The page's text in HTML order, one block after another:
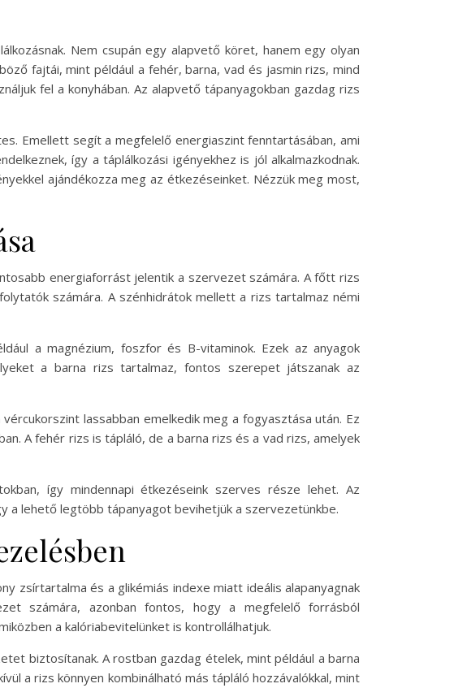
Nem csupán egy alapvető köret, hanem egy olyan
fajtái, mint például a fehér, barna, vad és jasmin rizs, mind
fel a konyhában. Az alapvető tápanyagokban gazdag rizs
Emellett segít a megfelelő energiaszint fenntartásában, ami
így a táplálkozási igényekhez is jól alkalmazkodnak.
ajándékozza meg az étkezéseinket. Nézzük meg most,
energiaforrást jelentik a szervezet számára. A főtt rizs
számára. A szénhidrátok mellett a rizs tartalmaz némi
a magnézium, foszfor és B-vitaminok. Ezek az anyagok
a barna rizs tartalmaz, fontos szerepet játszanak az
lassabban emelkedik meg a fogyasztása után. Ez
A fehér rizs is tápláló, de a barna rizs és a vad rizs, amelyek
így mindennapi étkezéseink szerves része lehet. Az
a lehető legtöbb tápanyagot bevihetjük a szervezetünkbe.
zsírtartalma és a glikémiás indexe miatt ideális alapanyagnak
számára, azonban fontos, hogy a megfelelő forrásból
a kalóriabevitelünket is kontrollálhatjuk.
biztosítanak. A rostban gazdag ételek, mint például a barna
a rizs könnyen kombinálható más tápláló hozzávalókkal, mint